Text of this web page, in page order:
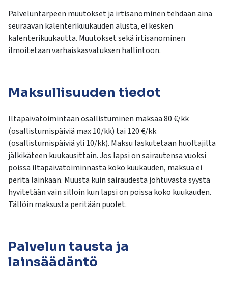
Palveluntarpeen muutokset ja irtisanominen tehdään aina
seuraavan kalenterikuukauden alusta, ei kesken
kalenterikuukautta. Muutokset sekä irtisanominen
ilmoitetaan varhaiskasvatuksen hallintoon.
Maksullisuuden tiedot
Iltapäivätoimintaan osallistuminen maksaa 80 €/kk
(osallistumispäiviä max 10/kk) tai 120 €/kk
(osallistumispäiviä yli 10/kk). Maksu laskutetaan huoltajilta
jälkikäteen kuukausittain. Jos lapsi on sairautensa vuoksi
poissa iltapäivätoiminnasta koko kuukauden, maksua ei
peritä lainkaan. Muusta kuin sairaudesta johtuvasta syystä
hyvitetään vain silloin kun lapsi on poissa koko kuukauden.
Tällöin maksusta peritään puolet.
Palvelun tausta ja
lainsäädäntö